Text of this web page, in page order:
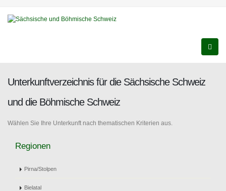
Unterkunftverzeichnis für die Sächsische Schweiz
und die Böhmische Schweiz
Wählen Sie Ihre Unterkunft nach thematischen Kriterien aus.
Regionen
Pirna/Stolpen
Bielatal